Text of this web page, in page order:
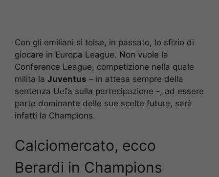
Con gli emiliani si tolse, in passato, lo sfizio di
giocare in Europa League. Non vuole la
Conference League, competizione nella quale
milita la Juventus – in attesa sempre della
sentenza Uefa sulla partecipazione -, ad essere
parte dominante delle sue scelte future, sarà
infatti la Champions.
Calciomercato, ecco
Berardi in Champions